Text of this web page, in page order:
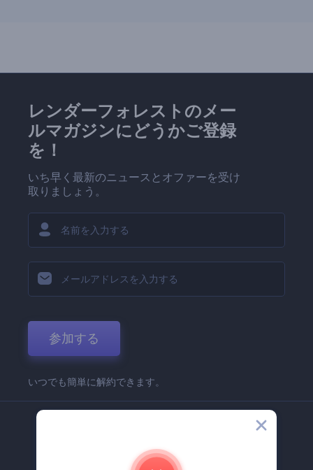
レンダーフォレストのメー
ルマガジンにどうかご登録
を！
いち早く最新のニュースとオファーを受け
取りましょう。
参加する
いつでも簡単に解約できます。
Renderforest 企業情報